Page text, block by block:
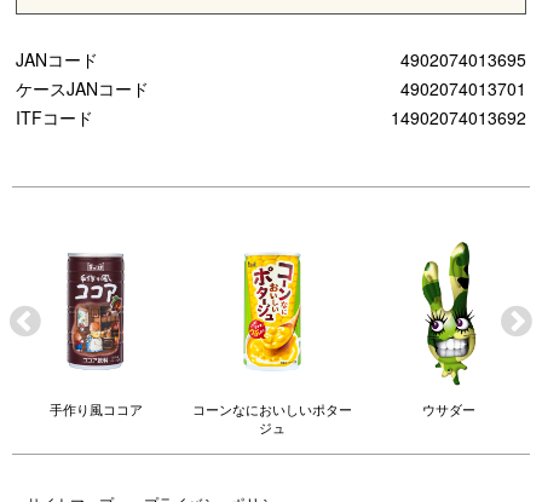
JANコード
4902074013695
ケースJANコード
4902074013701
ITFコード
14902074013692
手作り風ココア
コーンなにおいしいポター
ジュ
ウサダー